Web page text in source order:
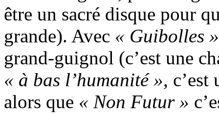
être un sacré disque pour
grande). Avec « Guibolles »
grand-guignol (c’est une
« à bas l’humanité », c’est
alors que « Non Futur »